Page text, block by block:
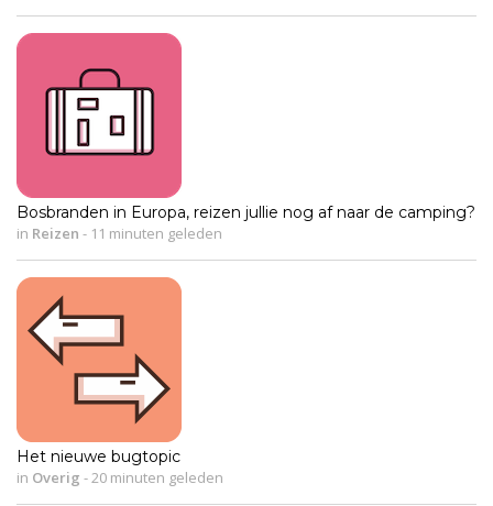
Bosbranden in Europa, reizen jullie nog af naar de camping?
in Reizen - 11 minuten geleden
Het nieuwe bugtopic
in Overig -20 minuten geleden